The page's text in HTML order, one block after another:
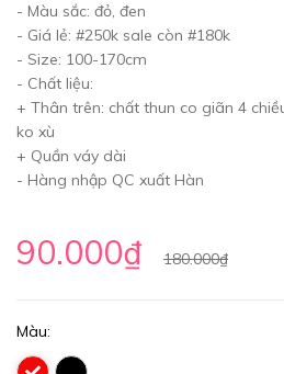
- Màu sắc: đỏ, đen
- Giá lẻ: #250k sale còn #180k
- Size: 100-170cm
- Chất liệu:
+ Thân trên: chất thun co giãn 4
ko xù
+ Quần váy dài
- Hàng nhập QC xuất Hàn
90.000₫ 180.000₫
Màu: